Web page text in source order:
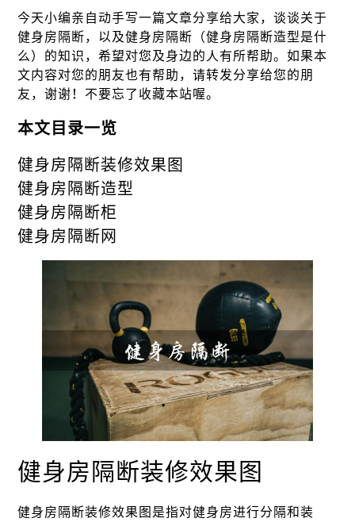
今天小编亲自动手写一篇文章分享给大家，谈谈关于
健身房隔断，以及健身房隔断（健身房隔断造型是什
么）的知识，希望对您及身边的人有所帮助。如果本
文内容对您的朋友也有帮助，请转发分享给您的朋
友，谢谢！不要忘了收藏本站喔。
本文目录一览
健身房隔断装修效果图
健身房隔断造型
健身房隔断柜
健身房隔断网
健身房隔断装修效果图
健身房隔断装修效果图是指对健身房进行分隔和装